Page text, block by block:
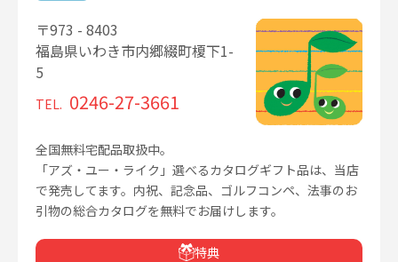
〒973 - 8403
福島県いわき市内郷綴町榎下1-
5
TEL. 0246-27-3661
全国無料宅配品取扱中。
「アズ・ユー・ライク」選べるカタログギフト品は、当店
で発売してます。内祝、記念品、ゴルフコンペ、法事のお
引物の総合カタログを無料でお届けします。
特典